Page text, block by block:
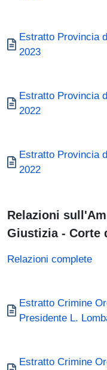
Documento
Estratto Provincia
2023
Documento
Estratto Provincia
2022
Documento
Estratto Provincia
2022
Relazioni
Giustizia - Corte
Relazioni complete
Documento
Estratto Crimine
Presidente L.
Documento
Estratto Crimine